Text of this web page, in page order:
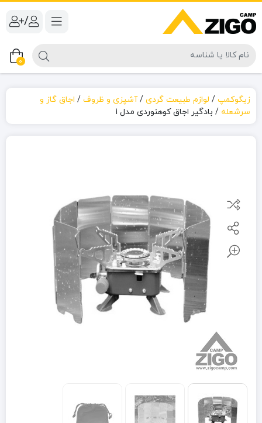
/
0
زیگوکمپ / لوازم طبیعت گردی /آشپزی و ظروف / اجاق گاز و
سرشعله / بادگیر اجاق کوهنوردی مدل 1